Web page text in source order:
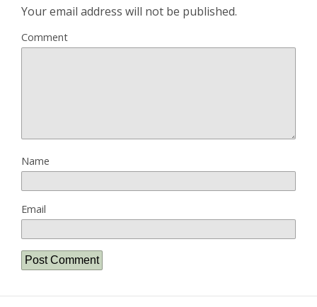
Your email address will not be published.
Comment
Name
Email